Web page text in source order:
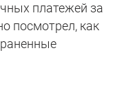
платежей за
посмотрел, как